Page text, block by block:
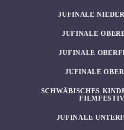
JUFINALE
JUFINALE
JUFINALE
JUFINALE
SCHWÄBISCHES
JUFINALE